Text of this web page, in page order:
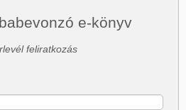
e-könyv
feliratkozás